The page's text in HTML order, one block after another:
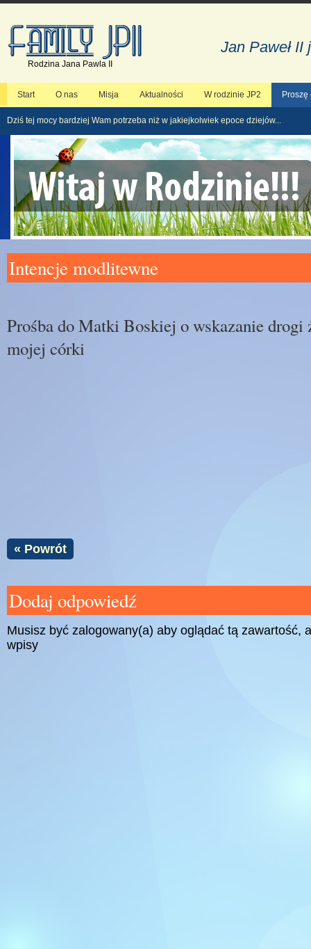
Rodzina Jana Pawla II
Jan Paweł
Start O nas Misja Aktualności W rodzinie JP2 Proszę
Dziś tej mocy bardziej Wam potrzeba niż w jakiejkolwiek epoce dziejów...
Intencje modlitewne
Prośba do Matki Boskiej o wskazanie drogi
mojej córki
« Powrót
Dodaj odpowiedź
Musisz być zalogowany(a) aby oglądać tą zawartość,
wpisy